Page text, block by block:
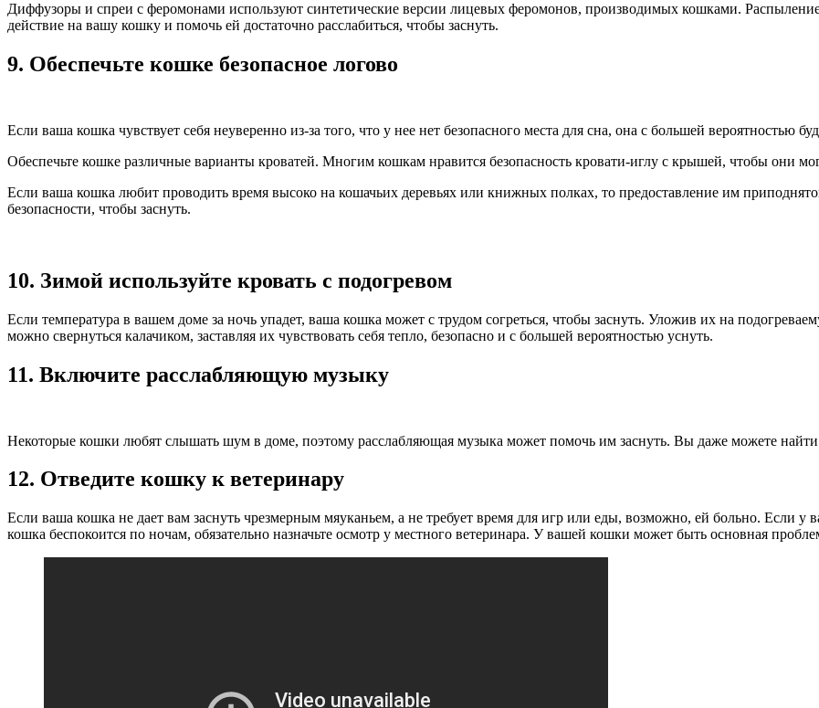
Диффузоры и спреи с феромонами используют синтетические версии лицевых феромонов, производимых кошками.
действие на вашу кошку и помочь ей достаточно расслабиться, чтобы заснуть.
9. Обеспечьте кошке безопасное логово
Если ваша кошка чувствует себя неуверенно из-за того, что у нее нет безопасного места для сна, она с большей вероятностью
Обеспечьте кошке различные варианты кроватей. Многим кошкам нравится безопасность кровати-иглу с крышей, чтобы они
Если ваша кошка любит проводить время высоко на кошачьих деревьях или книжных полках, то предоставление им
безопасности, чтобы заснуть.
10. Зимой используйте кровать с подогревом
Если температура в вашем доме за ночь упадет, ваша кошка может с трудом согреться, чтобы заснуть. Уложив их на
можно свернуться калачиком, заставляя их чувствовать себя тепло, безопасно и с большей вероятностью уснуть.
11. Включите расслабляющую музыку
Некоторые кошки любят слышать шум в доме, поэтому расслабляющая музыка может помочь им заснуть. Вы даже можете
12. Отведите кошку к ветеринару
Если ваша кошка не дает вам заснуть чрезмерным мяуканьем, а не требует время для игр или еды, возможно, ей больно. Если у
кошка беспокоится по ночам, обязательно назначьте осмотр у местного ветеринара. У вашей кошки может быть основная